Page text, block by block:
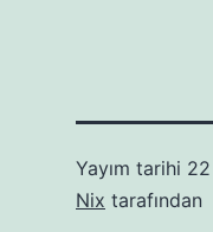
Yayım tarihi
Nix tarafından